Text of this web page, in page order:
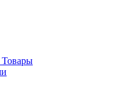
Товары